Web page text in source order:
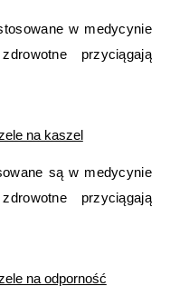
w medycynie
przyciągają
na kaszel
są w medycynie
przyciągają
na odporność